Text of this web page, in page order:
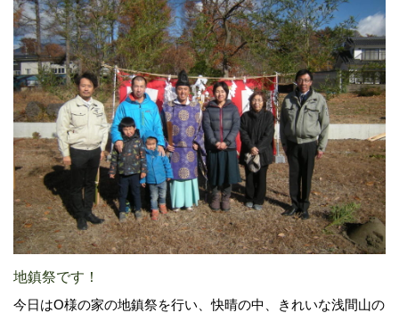
地鎮祭です！
今日はO様の家の地鎮祭を行い、快晴の中、きれいな浅間山の